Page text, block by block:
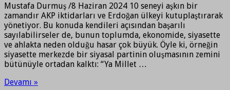
Mustafa Durmuş /8 Haziran 2024 10 seneyi aşkın bir
zamandır AKP iktidarları ve Erdoğan ülkeyi kutuplaştırarak
yönetiyor. Bu konuda kendileri açısından başarılı
sayılabilirseler de, bunun toplumda, ekonomide, siyasette
ve ahlakta neden olduğu hasar çok büyük. Öyle ki, örneğin
siyasette merkezde bir siyasal partinin oluşmasının zemini
bütünüyle ortadan kalktı: “Ya Millet …
Devamı »